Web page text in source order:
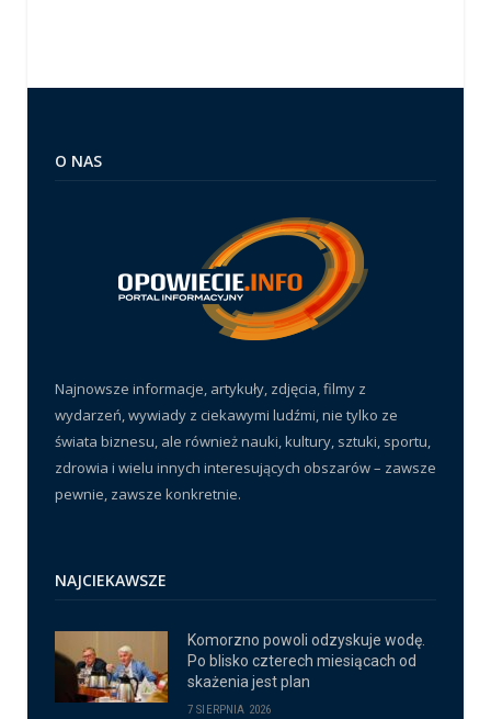
O NAS
Najnowsze informacje, artykuły, zdjęcia, filmy z
wydarzeń, wywiady z ciekawymi ludźmi, nie tylko ze
świata biznesu, ale również nauki, kultury, sztuki, sportu,
zdrowia i wielu innych interesujących obszarów – zawsze
pewnie, zawsze konkretnie.
NAJCIEKAWSZE
Komorzno powoli odzyskuje wodę.
Po blisko czterech miesiącach od
skażenia jest plan
7 SIERPNIA 2026